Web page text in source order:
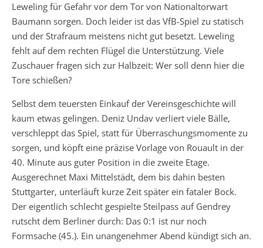
Leweling für Gefahr vor dem Tor von Nationaltorwart
Baumann sorgen. Doch leider ist das VfB-Spiel zu statisch
und der Strafraum meistens nicht gut besetzt. Leweling
fehlt auf dem rechten Flügel die Unterstützung. Viele
Zuschauer fragen sich zur Halbzeit: Wer soll denn hier die
Tore schießen?
Selbst dem teuersten Einkauf der Vereinsgeschichte will
kaum etwas gelingen. Deniz Undav verliert viele Bälle,
verschleppt das Spiel, statt für Überraschungsmomente zu
sorgen, und köpft eine präzise Vorlage von Rouault in der
40. Minute aus guter Position in die zweite Etage.
Ausgerechnet Maxi Mittelstädt, dem bis dahin besten
Stuttgarter, unterläuft kurze Zeit später ein fataler Bock.
Der eigentlich schlecht gespielte Steilpass auf Gendrey
rutscht dem Berliner durch: Das 0:1 ist nur noch
Formsache (45.). Ein unangenehmer Abend kündigt sich an.